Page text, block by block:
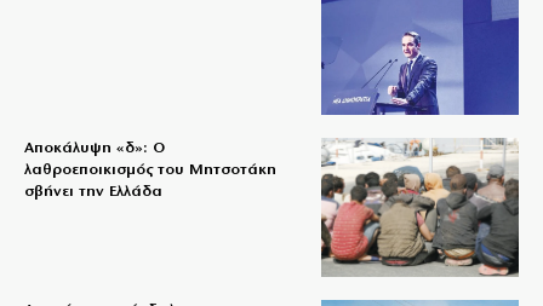
Αποκάλυψη «δ»: Ο
λαθροεποικισμός του Μητσοτάκη
σβήνει την Ελλάδα